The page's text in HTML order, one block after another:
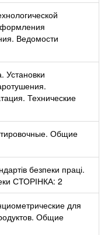
Ведомости
Установки
Технические
Общие
безпеки праці.
СТОРІНКА: 2
для
Общие